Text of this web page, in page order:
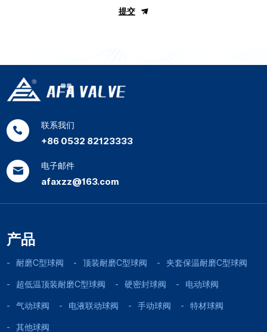
提交
联系我们
+86 0532 82123333
电子邮件
afaxzz@163.com
产品
耐磨C型球阀 顶装耐磨C型球阀 夹套保温耐磨C型球阀
超低温顶装耐磨C型球阀 硬密封球阀 电动球阀
气动球阀 电液联动球阀 手动球阀 特材球阀
其他球阀